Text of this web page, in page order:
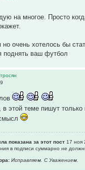
на многое. Просто
но очень хотелось бы
поднять ваш футбол
этой теме пишут
смысл
показана за этот пост 17 ноя
в подписи суммарно не
Исправляем. С Уважением.